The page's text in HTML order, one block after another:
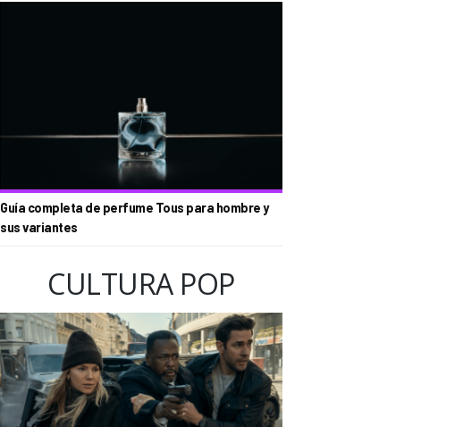
Guía completa de perfume Tous para hombre y
sus variantes
CULTURA POP